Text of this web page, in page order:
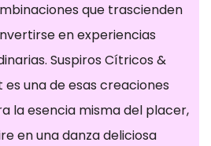
que trascienden
en experiencias
Suspiros Cítricos &
una de esas creaciones
la esencia misma del placer,
en una danza deliciosa